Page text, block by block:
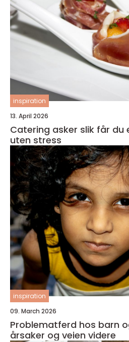
inspiration
13. April 2026
Catering asker slik får du et vellykket selskap
uten stress
inspiration
09. March 2026
Problematferd hos barn og unge
årsaker og veien videre